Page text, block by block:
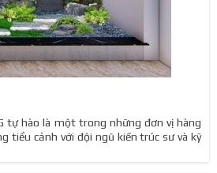
tự hào là một trong những đơn vị hàng
tiểu cảnh với đội ngũ kiến trúc sư và kỹ